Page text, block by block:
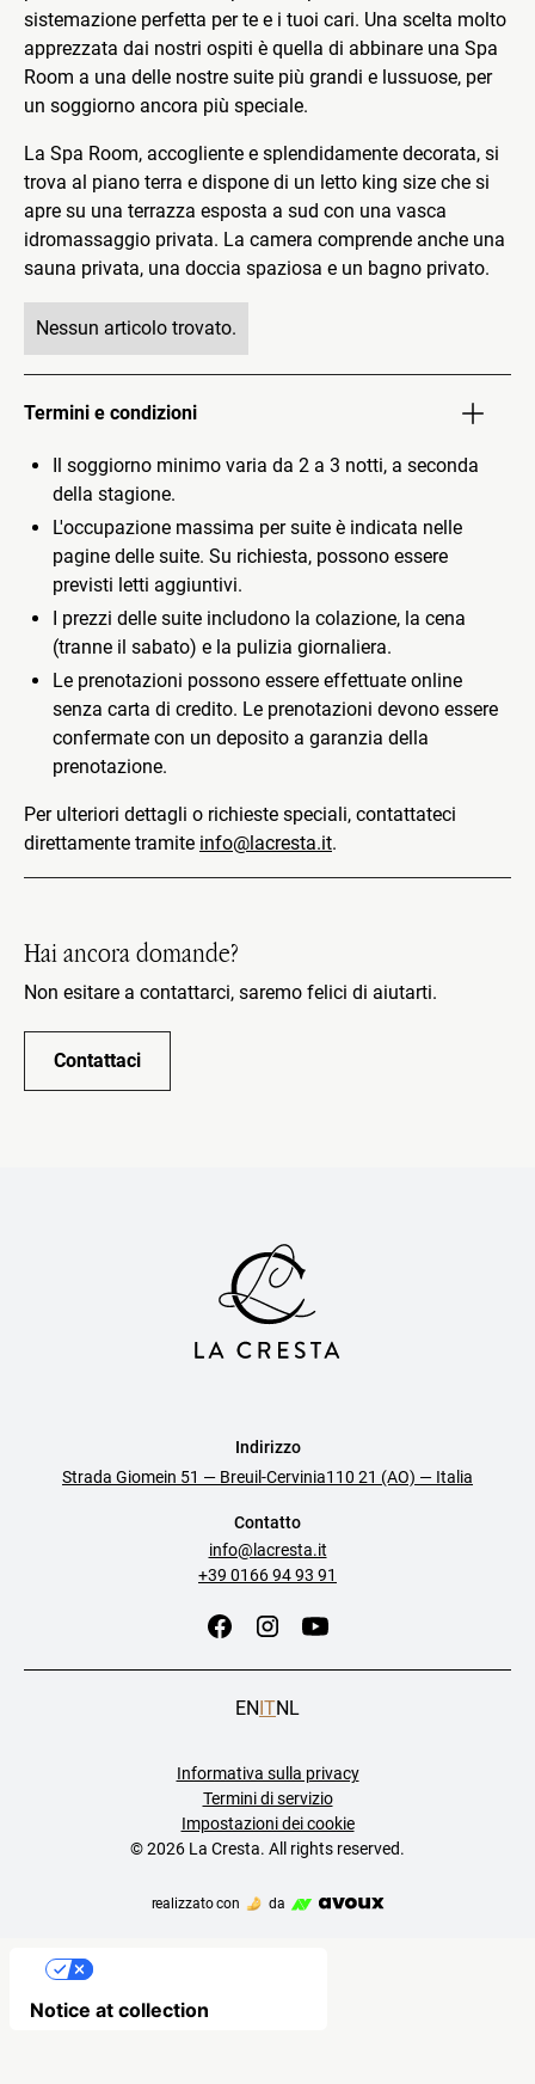
sistemazione perfetta per te e i tuoi cari. Una scelta molto
apprezzata dai nostri ospiti è quella di abbinare una Spa
Room a una delle nostre suite più grandi e lussuose, per
un soggiorno ancora più speciale.
La Spa Room, accogliente e splendidamente decorata, si
trova al piano terra e dispone di un letto king size che si
apre su una terrazza esposta a sud con una vasca
idromassaggio privata. La camera comprende anche una
sauna privata, una doccia spaziosa e un bagno privato.
Nessun articolo trovato.
Termini e condizioni
Il soggiorno minimo varia da 2 a 3 notti, a seconda
della stagione.
L'occupazione massima per suite è indicata nelle
pagine delle suite. Su richiesta, possono essere
previsti letti aggiuntivi.
I prezzi delle suite includono la colazione, la cena
(tranne il sabato) e la pulizia giornaliera.
Le prenotazioni possono essere effettuate online
senza carta di credito. Le prenotazioni devono essere
confermate con un deposito a garanzia della
prenotazione.
Per ulteriori dettagli o richieste speciali, contattateci
direttamente tramite info@lacresta.it.
Hai ancora domande?
Non esitare a contattarci, saremo felici di aiutarti.
Contattaci
Indirizzo
Strada Giomein 51 — Breuil-Cervinia110 21 (AO) — Italia
Contatto
info@lacresta.it
+39 0166 94 93 91
EN ITNL
©2026 La Cresta. All rights reserved.
Informativa sulla privacy
Termini di servizio
Impostazioni dei cookie
realizzato con da
Notice at collection
Your Privacy Choices